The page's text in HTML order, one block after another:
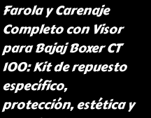
Farola y Carenaje
Completo con Visor
para Bajaj Boxer CT
100: Kit de repuesto
específico,
protección, estética y